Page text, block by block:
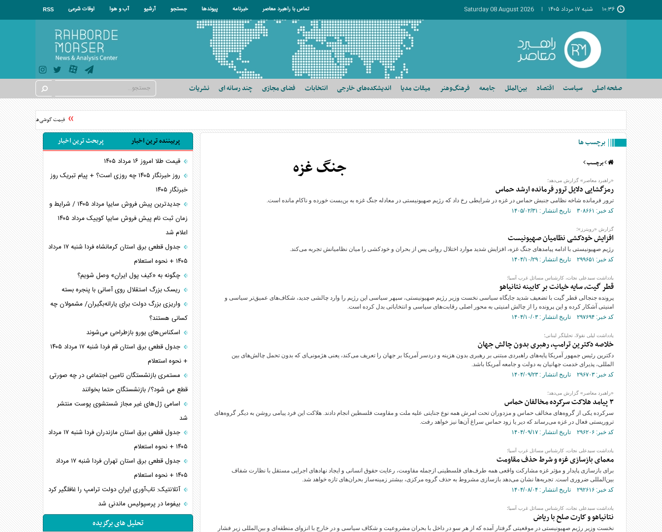
۱۰:۳۶ شنبه ۱۷ مرداد ۱۴۰۵ Saturday 08 August 2026 تماس با راهبرد معاصر خبرنامه پیوندها جستجو آرشیو آب و هوا اوقات شرعی RSS
صفحه اصلی سیاست اقتصاد بین‌الملل جامعه فرهنگ‌وهنر میقات مدیا اندیشکده‌های خارجی انتخابات فضای مجازی چند رسانه ای نشریات
قیمت گوشی‌های موبایل در سال ۱۴۰۵ چقدر گران شد؟
برچسب ها
برچسب جنگ غزه «راهبرد معاصر» گزارش می‌دهد؛
رمزگشایی دلایل ترور فرمانده ارشد حماس
ترور فرمانده شاخه نظامی جنبش حماس در غزه در شرایطی رخ داد که رژیم صهیونیستی در معادله جنگ غزه به بن‌بست خورده و ناکام مانده است.
کد خبر: ۳۰۸۶۶۱ تاریخ انتشار : ۱۴۰۵/۰۲/۳۱
گزارش «رویترز»؛
افزایش خودکشی نظامیان صهیونیست
رژیم صهیونیستی با ادامه پیامدهای جنگ غزه، افزایش شدید موارد اختلال روانی پس از بحران و خودکشی را میان نظامیانش تجربه می‌کند.
کد خبر: ۲۹۹۶۵۱ تاریخ انتشار : ۱۴۰۴/۱۰/۲۹
یادداشت سیدعلی نجات، کارشناس مسائل غرب آسیا؛
قطر گیت، سایه خیانت بر کابینه نتانیاهو
پرونده جنجالی قطر گیت با تضعیف شدید جایگاه سیاسی نخست وزیر رژیم صهیونیستی، سپهر سیاسی این رژیم را وارد چالشی جدید، شکاف‌های عمیق‌تر سیاسی و
امنیتی آشکار کرده و این پرونده را از چالش امنیتی به محور اصلی رقابت‌های سیاسی و انتخاباتی بدل کرده است.
کد خبر: ۲۹۷۶۹۴ تاریخ انتشار : ۱۴۰۴/۱۰/۰۳
یادداشت لیلی نقولا، تحلیلگر لبنانی؛
خلاصه دکترین ترامپ، رهبری بدون چالش جهان
دکترین رئیس جمهور آمریکا پایه‌های راهبردی مبتنی بر رهبری بدون هزینه و دردسر آمریکا بر جهان را تعریف می‌کند، یعنی هژمونی‌ای که بدون تحمل چالش‌های بین
المللی، پذیرای خدمت جهانیان به دولت و جامعه آمریکا باشد.
کد خبر: ۲۹۶۷۰۳ تاریخ انتشار : ۱۴۰۴/۰۹/۲۳
«راهبرد معاصر» گزارش می‌دهد؛
۳ پیامد هلاکت سرکرده مخالفان حماس
سرکرده یکی از گروه‌های مخالف حماس و مزدوران تحت امرش همه نوع جنایتی علیه ملت و مقاومت فلسطین انجام دادند. هلاکت این فرد پیامی روشن به دیگر گروه‌های
تروریستی فعال در غزه می‌رساند که دیر یا زود حماس سراغ آن‌ها نیز خواهد رفت.
کد خبر: ۲۹۶۲۰۶ تاریخ انتشار : ۱۴۰۴/۰۹/۱۷
یادداشت سیدعلی نجات، کارشناس مسائل غرب آسیا؛
معمای بازسازی غزه و شرط حذف مقاومت
برای بازسازی پایدار و مؤثر غزه مشارکت واقعی همه طرف‌های فلسطینی ازجمله مقاومت، رعایت حقوق انسانی و ایجاد نهادهای اجرایی مستقل با نظارت شفاف
بین‌المللی ضروری است. تجربه‌ها نشان می‌دهد بازسازی مشروط به حذف گروه مرکزی، بیشتر زمینه‌ساز بحران‌های تازه خواهد شد.
کد خبر: ۲۹۲۶۱۶ تاریخ انتشار : ۱۴۰۴/۰۸/۰۴
یادداشت سیدعلی نجات، کارشناس مسائل غرب آسیا؛
نتانیاهو و کارت صلح با ریاض
نخست وزیر رژیم صهیونیستی در موقعیتی گرفتار آمده که از هر سو در داخل با بحران مشروعیت و شکاف سیاسی و در خارج با انزوای منطقه‌ای و بین‌المللی زیر فشار
پربیننده ترین اخبار پربحث ترین اخبار
قیمت طلا امروز ۱۶ مرداد ۱۴۰۵
روز خبرنگار ۱۴۰۵ چه روزی است؟ + پیام تبریک روز
خبرنگار ۱۴۰۵
جدیدترین پیش فروش سایپا مرداد ۱۴۰۵ / شرایط و
زمان ثبت نام پیش فروش سایپا کوییک مرداد ۱۴۰۵
اعلام شد
جدول قطعی برق استان کرمانشاه فردا شنبه ۱۷ مرداد
۱۴۰۵ + نحوه استعلام
چگونه به «کیف پول ایران» وصل شویم؟
ریسک بزرگ استقلال روی آسانی با پنجره بسته
واریزی بزرگ دولت برای یارانه‌بگیران/ مشمولان چه
کسانی هستند؟
اسکناس‌های یورو بازطراحی می‌شوند
جدول قطعی برق استان قم فردا شنبه ۱۷ مرداد ۱۴۰۵
+ نحوه استعلام
مستمری بازنشستگان تامین اجتماعی در چه صورتی
قطع می شود؟/ بازنشستگان حتما بخوانند
اسامی ژل‌های غیر مجاز شستشوی پوست منتشر
شد
جدول قطعی برق استان مازندران فردا شنبه ۱۷ مرداد
۱۴۰۵ + نحوه استعلام
جدول قطعی برق استان تهران فردا شنبه ۱۷ مرداد
۱۴۰۵ + نحوه استعلام
آتلانتیک: تاب‌آوری ایران دولت ترامپ را غافلگیر کرد
بیفوما در پرسپولیس ماندنی شد
تحلیل های برگزیده